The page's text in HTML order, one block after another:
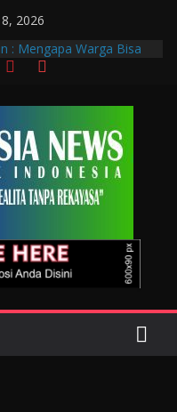
2026
: Mengapa Warga Bisa
dan Transformasi
Muscab VIII PTGMI
Kompetensi
Penyakit, Kenali Peran
Medik
Siapa?